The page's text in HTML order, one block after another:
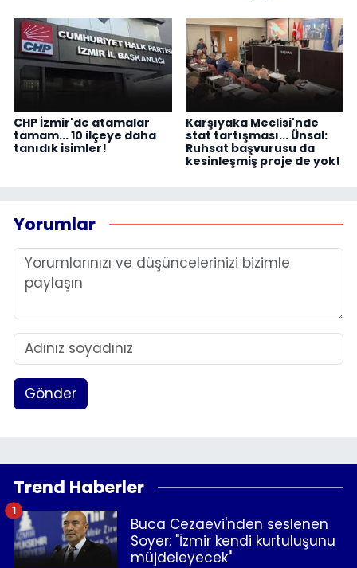
CHP İzmir'de atamalar
tamam... 10 ilçeye daha
tanıdık isimler!
Karşıyaka Meclisi'nde
stat tartışması... Ünsal:
Ruhsat başvurusu da
kesinleşmiş proje de yok!
Yorumlar
Gönder
Trend Haberler
Buca Cezaevi'nden seslenen
Soyer: "İzmir kendi kurtuluşunu
müjdeleyecek"
1